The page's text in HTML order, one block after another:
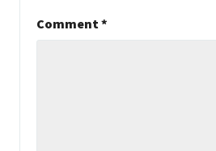
Comment *